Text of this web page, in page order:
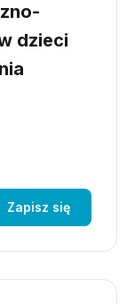
dzieci
Zapisz się